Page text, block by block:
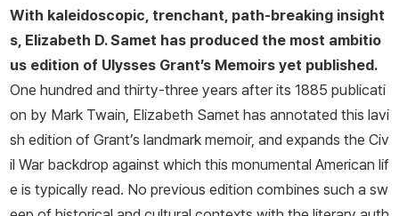
대하여 잠시 민간인으로서 가난하게 살다가, 남북전쟁이 발발하자 북
군에 자원했고, 웨스트 포인트를 졸업했던 장교 출신이었기에 참전과
동시에 한 개 연대를 이끄는 자원병 대령으로서 남북전쟁에 참전했습
니다. 그랜트는 남북전쟁이 발발한 1861년부터 남부가 항복한 1865
년까지 계속 장교로서 활약했으며, 포트 도넬슨 전투, 실로 전투, 빅스
버그 전역을 비롯해 남북전쟁의 전황에 큰 영향을 미친 여러 전투에
서 북군을 이끌었습니다. 그랜트는 1864년, 그때까지 미국 독립전쟁
을 이끈 조지 워싱턴만이 올랐던 계급인 중장 계급을 받아, 그때부터
전 북군을 이끄는 총사령관이 되었으며, 북군은 그런 그랜트의 지휘
With kaleidoscopic, trenchant, path-breaking insight
s, Elizabeth D. Samet has produced the most ambitio
us edition of Ulysses Grant’s Memoirs yet published.
One hundred and thirty-three years after its 1885 publicati
on by Mark Twain, Elizabeth Samet has annotated this lavi
sh edition of Grant’s landmark memoir, and expands the Civ
il War backdrop against which this monumental American lif
e is typically read. No previous edition combines such a sw